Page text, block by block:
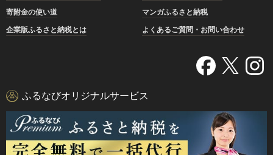
寄附金の使い道
マンガふるさと納税
企業版ふるさと納税とは
よくあるご質問・お問い合わせ
ふるなびオリジナルサービス